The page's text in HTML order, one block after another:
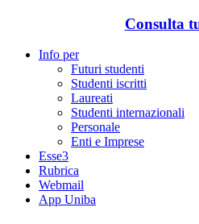
Consulta
Info per
Futuri studenti
Studenti iscritti
Laureati
Studenti internazionali
Personale
Enti e Imprese
Esse3
Rubrica
Webmail
App Uniba